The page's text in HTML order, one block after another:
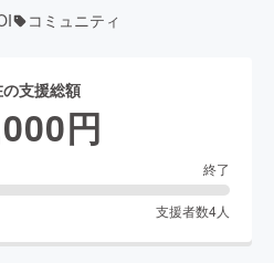
コミュニティ
支援総額
円
終了
支援者数4人